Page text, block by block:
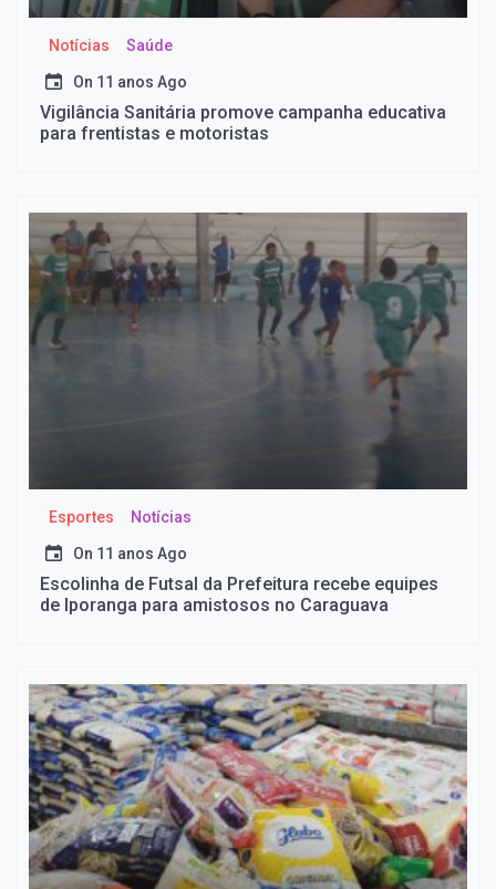
Notícias Saúde
On 11 anos Ago
Vigilância Sanitária promove campanha educativa
para frentistas e motoristas
Esportes Notícias
On 11 anos Ago
Escolinha de Futsal da Prefeitura recebe equipes
de Iporanga para amistosos no Caraguava